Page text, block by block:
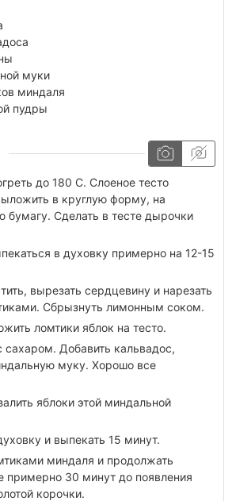
муки
миндаля
пудры
до 180 С. Слоеное тесто
в круглую форму, на
бумагу. Сделать в тесте дырочки
в духовку примерно на 12-15
вырезать сердцевину и нарезать
Сбрызнуть лимонным соком.
ломтики яблок на тесто.
сахаром. Добавить кальвадос,
муку. Хорошо все
яблоки этой миндальной
и выпекать 15 минут.
миндаля и продолжать
примерно 30 минут до появления
корочки.